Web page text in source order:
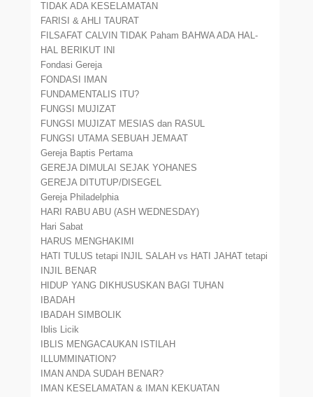
TIDAK ADA KESELAMATAN
FARISI & AHLI TAURAT
FILSAFAT CALVIN TIDAK Paham BAHWA ADA HAL-
HAL BERIKUT INI
Fondasi Gereja
FONDASI IMAN
FUNDAMENTALIS ITU?
FUNGSI MUJIZAT
FUNGSI MUJIZAT MESIAS dan RASUL
FUNGSI UTAMA SEBUAH JEMAAT
Gereja Baptis Pertama
GEREJA DIMULAI SEJAK YOHANES
GEREJA DITUTUP/DISEGEL
Gereja Philadelphia
HARI RABU ABU (ASH WEDNESDAY)
Hari Sabat
HARUS MENGHAKIMI
HATI TULUS tetapi INJIL SALAH vs HATI JAHAT tetapi
INJIL BENAR
HIDUP YANG DIKHUSUSKAN BAGI TUHAN
IBADAH
IBADAH SIMBOLIK
Iblis Licik
IBLIS MENGACAUKAN ISTILAH
ILLUMMINATION?
IMAN ANDA SUDAH BENAR?
IMAN KESELAMATAN & IMAN KEKUATAN